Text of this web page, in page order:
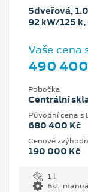
5dveřová,
92 kW/125
Vaše cena
490
Pobočka
Centrální
Původní cena s
680 400 Kč
Cenové
190 000 Kč
1 l
6st.